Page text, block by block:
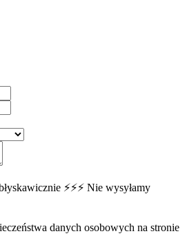
⚡⚡⚡ Nie wysyłamy
danych osobowych na stronie